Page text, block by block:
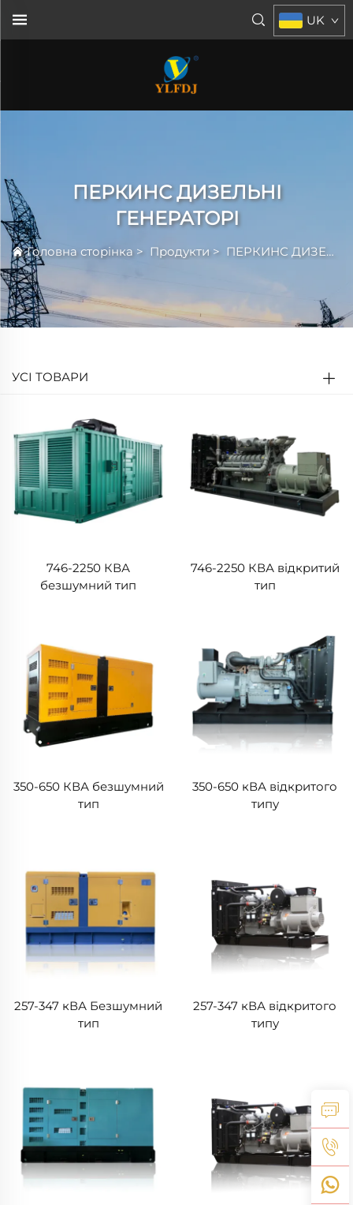
UK
ПЕРКИНС ДИЗЕЛЬНІ
ГЕНЕРАТОРІ
Головна сторінка > Продукти> ПЕРКИНС ДИЗЕЛЬНІ ГЕНЕРАТОРІ
УСІ ТОВАРИ
746-2250 КВА
безшумний тип
746-2250 КВА відкритий
тип
350-650 КВА безшумний
тип
350-650 кВА відкритого
типу
257-347 кВА Безшумний
тип
257-347 кВА відкритого
типу